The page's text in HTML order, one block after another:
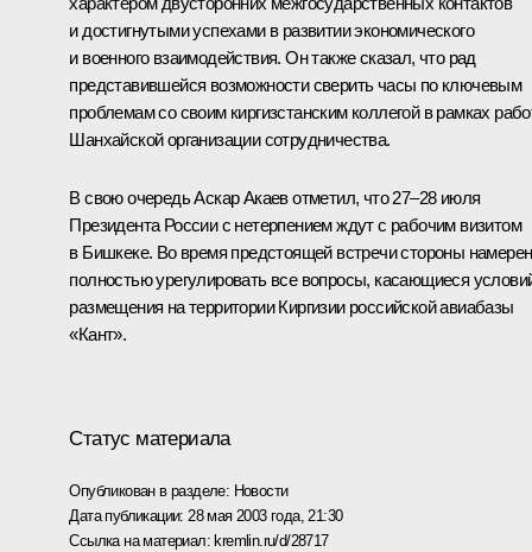
и достигнутыми успехами в развитии экономического
и военного взаимодействия. Он также сказал, что рад
представившейся возможности сверить часы по ключевым
проблемам со своим киргизстанским коллегой в рамках
Шанхайской организации сотрудничества.
В свою очередь Аскар Акаев отметил, что 27–28 июля
Президента России с нетерпением ждут с рабочим визитом
в Бишкеке. Во время предстоящей встречи стороны
полностью урегулировать все вопросы, касающиеся
размещения на территории Киргизии российской авиабазы
«Кант».
Статус материала
Опубликован в разделе: Новости
Дата публикации: 28 мая 2003 года, 21:30
Ссылка на материал:kremlin.ru/d/28717